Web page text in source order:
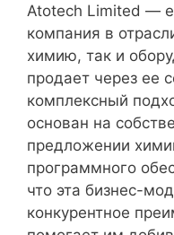
Atotech Limited —
компания в
химию, так и
продает через ее
комплексный
основан на
предложении
программного
что эта бизнес-
конкурентное